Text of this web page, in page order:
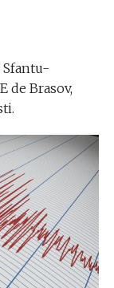
Sfantu-
de Brasov,